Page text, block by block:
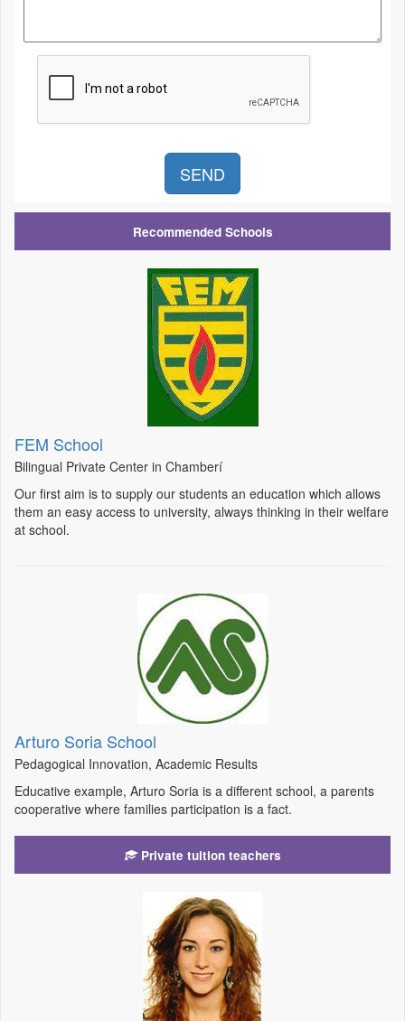
Recommended Schools
FEM School
Bilingual Private Center in Chamberí
Our first aim is to supply our students an education which allows
them an easy access to university, always thinking in their welfare
at school.
Arturo Soria School
Pedagogical Innovation, Academic Results
Educative example, Arturo Soria is a different school, a parents
cooperative where families participation is a fact.
Private tuition teachers